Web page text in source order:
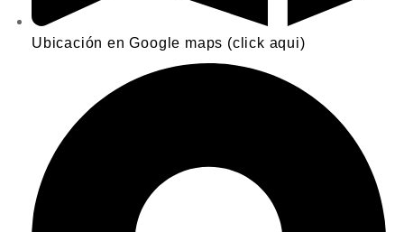
Ubicación en Google maps (click aqui)